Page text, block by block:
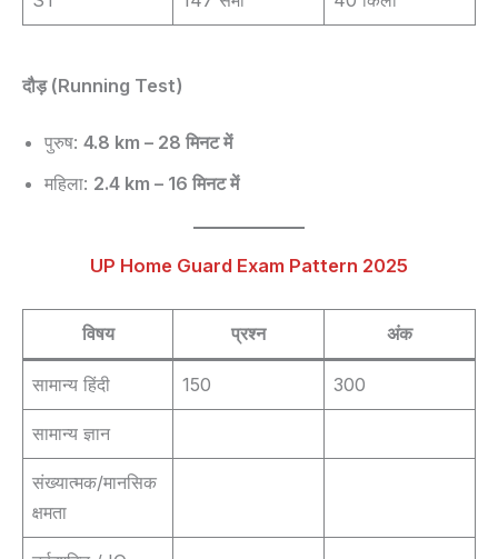
दौड़ (Running Test)
पुरुष: 4.8 km – 28 मिनट में
महिला: 2.4 km – 16 मिनट में
UP Home Guard Exam Pattern 2025
विषय प्रश्न अंक
सामान्य हिंदी 150 300
सामान्य ज्ञान
संख्यात्मक/मानसिक
क्षमता